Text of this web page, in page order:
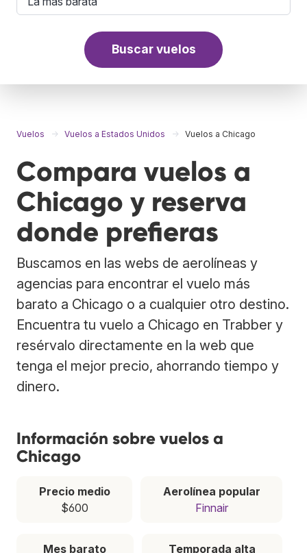
Buscar vuelos
Vuelos Vuelos a Estados Unidos Vuelos a Chicago
Compara vuelos a
Chicago y reserva
donde prefieras
Buscamos en las webs de aerolíneas y
agencias para encontrar el vuelo más
barato a Chicago o a cualquier otro destino.
Encuentra tu vuelo a Chicago en Trabber y
resérvalo directamente en la web que
tenga el mejor precio, ahorrando tiempo y
dinero.
Información sobre vuelos a
Chicago
Precio medio
$600
Aerolínea popular
Finnair
Mes barato
Temporada alta